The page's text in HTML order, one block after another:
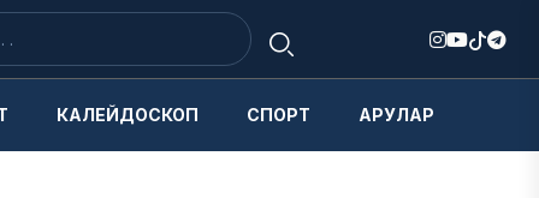
КАЛЕЙДОСКОП СПОРТ АРУЛАР